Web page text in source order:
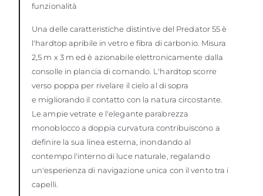
funzionalità
Una delle caratteristiche distintive del Predator 55 è
l'hardtop apribile in vetro e fibra di carbonio. Misura
2,5 m x 3 m ed è azionabile elettronicamente dalla
consolle in plancia di comando. L'hardtop scorre
verso poppa per rivelare il cielo al di sopra
e migliorando il contatto con la natura circostante.
Le ampie vetrate e l'elegante parabrezza
monoblocco a doppia curvatura contribuiscono a
definire la sua linea esterna, inondando al
contempo l'interno di luce naturale, regalando
un'esperienza di navigazione unica con il vento tra i
capelli.